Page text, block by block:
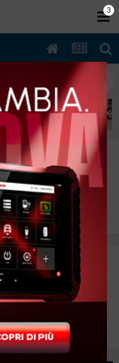
gestionale possibilmente
fare fatture e
2